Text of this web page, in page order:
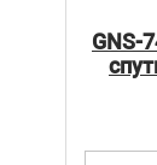
GNS-